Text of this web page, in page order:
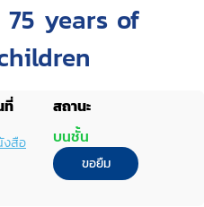
75 years of
ที่
สถานะ
สือ
บนชั้น
ขอยืม